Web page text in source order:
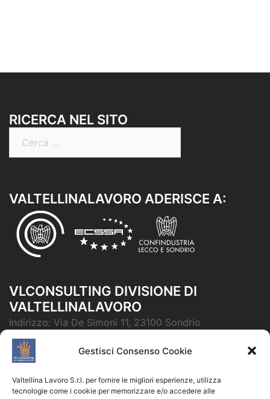
Gestisci Consenso Cookie
Valtellina Lavoro S.r.l. per fornire le migliori esperienze, utilizza
tecnologie come i cookie per memorizzare e/o accedere alle
RICERCA NEL SITO
per:
VALTELLINALAVORO ADERISCE A:
VLCONSULTING DIVISIONE DI
VALTELLINALAVORO
Indirizzo: Via De Simoni 11, 23100 Sondrio
Telefono 0342-212582
E-mail:
info@valtellinalavoro.it
Skype: Comunica con noi su Skype